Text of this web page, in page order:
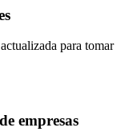
para tomar
empresas